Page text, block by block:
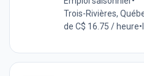
Trois-Rivières,
de C$ 16.75 / heure•